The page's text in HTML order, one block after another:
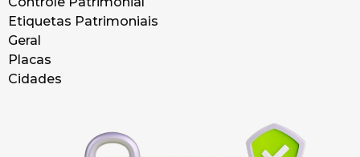
Etiquetas Patrimoniais
Geral
Placas
Cidades